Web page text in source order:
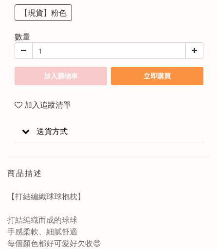
【現貨】粉色
數量
加入購物車 立即購買
加入追蹤清單
送貨方式
商品描述
【打結編織球球抱枕】
打結編織而成的球球
手感柔軟、細膩舒適
每個顏色都好可愛好欠收😍